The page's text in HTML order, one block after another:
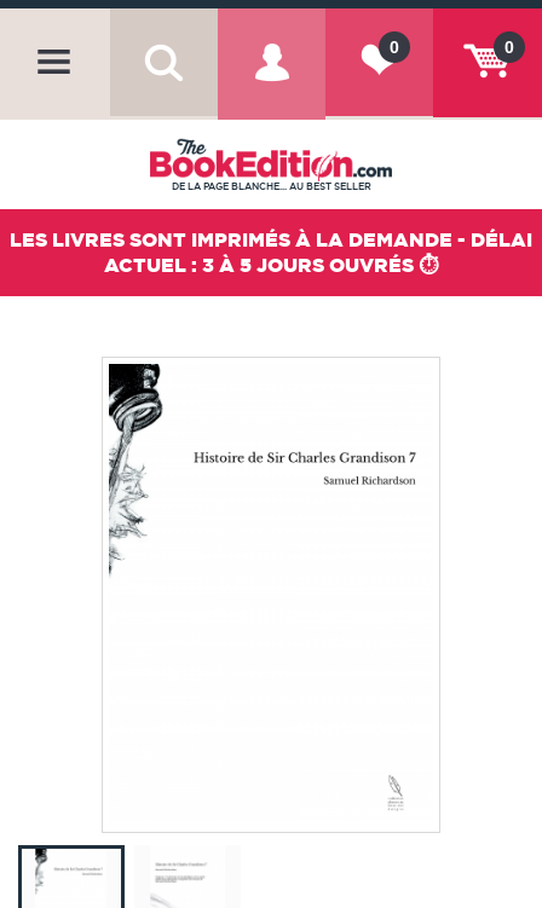
0
0
DE LA PAGE BLANCHE... AU BEST SELLER
LES LIVRES SONT IMPRIMÉS À LA DEMANDE - DÉLAI
ACTUEL : 3 À 5 JOURS OUVRÉS ⏱️